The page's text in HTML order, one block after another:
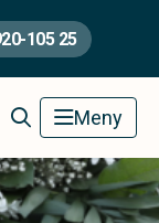
105 25
Meny